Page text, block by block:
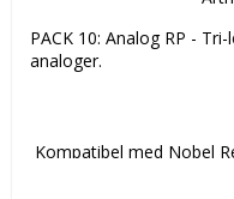
PACK 10: Analog RP -
analoger.
Kompatibel med Nobel